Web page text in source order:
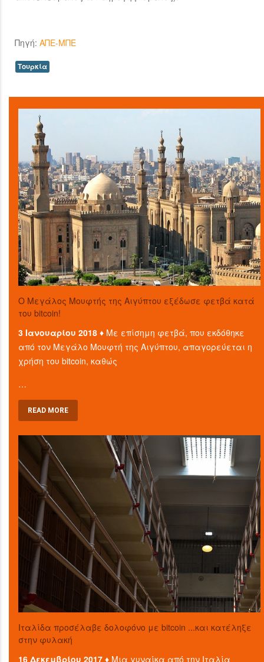
Πηγή: ΑΠΕ-ΜΠΕ
Τουρκία
O Μεγάλος Μουφτής της Αιγύπτου εξέδωσε φετβά κατά
του bitcoin!
3 Ιανουαρίου 2018 ♦ Με επίσημη φετβά, που εκδόθηκε
από τον Μεγάλο Μουφτή της Αιγύπτου, απαγορεύεται η
χρήση του bitcoin, καθώς
…
READ MORE
Ιταλίδα προσέλαβε δολοφόνο με bitcoin ...και κατέληξε
στην φυλακή
16 Δεκεμβρίου 2017 ♦ Μια γυναίκα από την Ιταλία